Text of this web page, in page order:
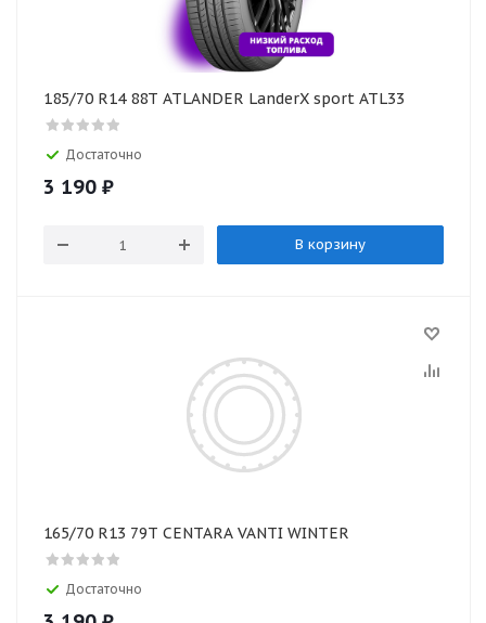
185/70 R14 88T ATLANDER LanderX sport ATL33
Достаточно
3 190 ₽
В корзину
165/70 R13 79T CENTARA VANTI WINTER
Достаточно